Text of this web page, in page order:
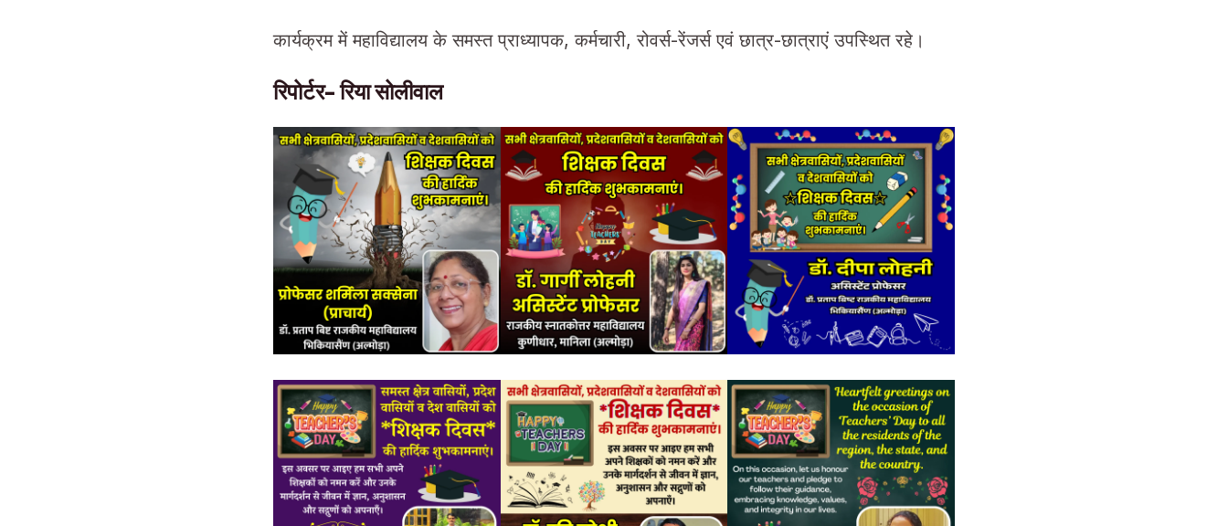
कार्यक्रम में महाविद्यालय के समस्त प्राध्यापक, कर्मचारी, रोवर्स-रेंजर्स एवं छात्र-छात्राएं उपस्थित रहे।
रिपोर्टर- रिया सोलीवाल